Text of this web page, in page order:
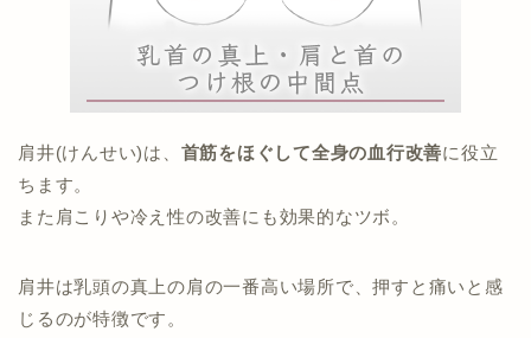
肩井(けんせい)は、 首筋をほぐして全身の血行改善に役立
ちます。
また肩こりや冷え性の改善にも効果的なツボ。
肩井は乳頭の真上の肩の一番高い場所で、押すと痛いと感
じるのが特徴です。